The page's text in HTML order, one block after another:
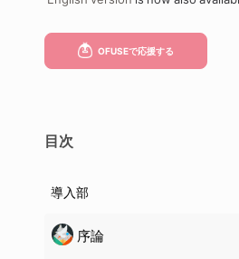
目次
導入部
序論